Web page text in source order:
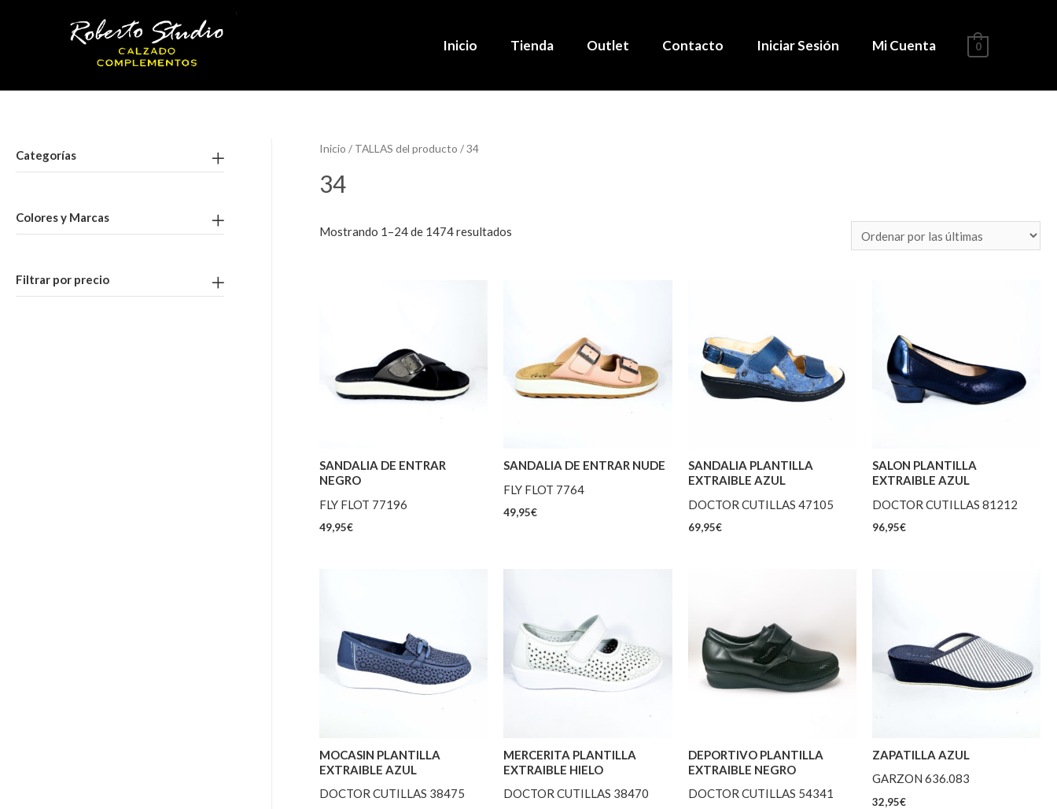
Inicio Tienda Outlet Contacto Iniciar Sesión Mi Cuenta 0
Categorías
Colores y Marcas
Filtrar por precio
Inicio / TALLAS del producto / 34
34
Mostrando 1–24 de 1474 resultados
SANDALIA DE ENTRAR
NEGRO
FLY FLOT 77196
49,95€
SANDALIA DE ENTRAR NUDE
FLY FLOT 7764
49,95€
SANDALIA PLANTILLA
EXTRAIBLE AZUL
DOCTOR CUTILLAS 47105
69,95€
SALON PLANTILLA
EXTRAIBLE AZUL
DOCTOR CUTILLAS 81212
96,95€
MOCASIN PLANTILLA
EXTRAIBLE AZUL
DOCTOR CUTILLAS 38475
MERCERITA PLANTILLA
EXTRAIBLE HIELO
DOCTOR CUTILLAS 38470
DEPORTIVO PLANTILLA
EXTRAIBLE NEGRO
DOCTOR CUTILLAS 54341
ZAPATILLA AZUL
GARZON 636.083
32,95€